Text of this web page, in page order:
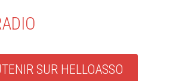
SUR HELLOASSO